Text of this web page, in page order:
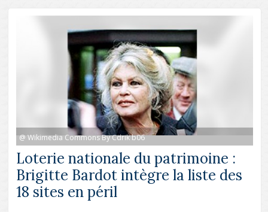
@ Wikimedia Commons By Cdrik b06
Loterie nationale du patrimoine :
Brigitte Bardot intègre la liste des
18 sites en péril